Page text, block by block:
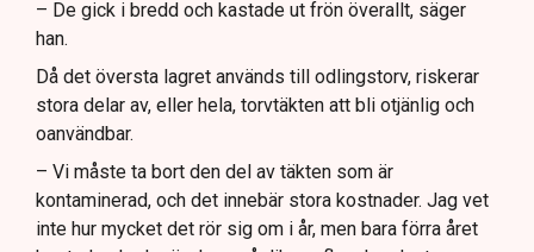
– De gick i bredd och kastade ut frön överallt, säger
han.
Då det översta lagret används till odlingstorv, riskerar
stora delar av, eller hela, torvtäkten att bli otjänlig och
oanvändbar.
– Vi måste ta bort den del av täkten som är
kontaminerad, och det innebär stora kostnader. Jag vet
inte hur mycket det rör sig om i år, men bara förra året